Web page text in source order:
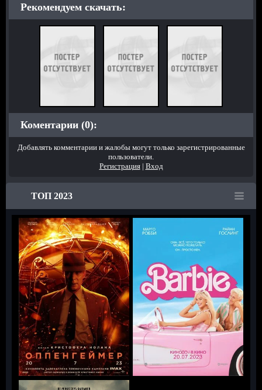
Рекомендуем скачать:
Коментарии (0):
Добавлять комментарии и жалобы могут только зарегистрированные
пользователи.
Регистрация| Вход
ТОП 2023